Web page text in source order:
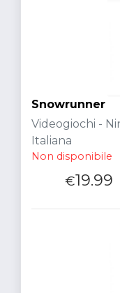
Snowrunner
Videogiochi -
Italiana
Non disponibile
€19.99